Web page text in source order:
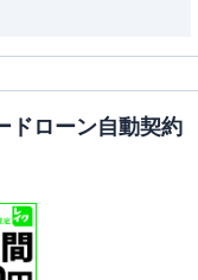
ドローン自動契約